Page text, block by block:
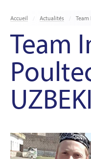
Accueil Actualités
Team